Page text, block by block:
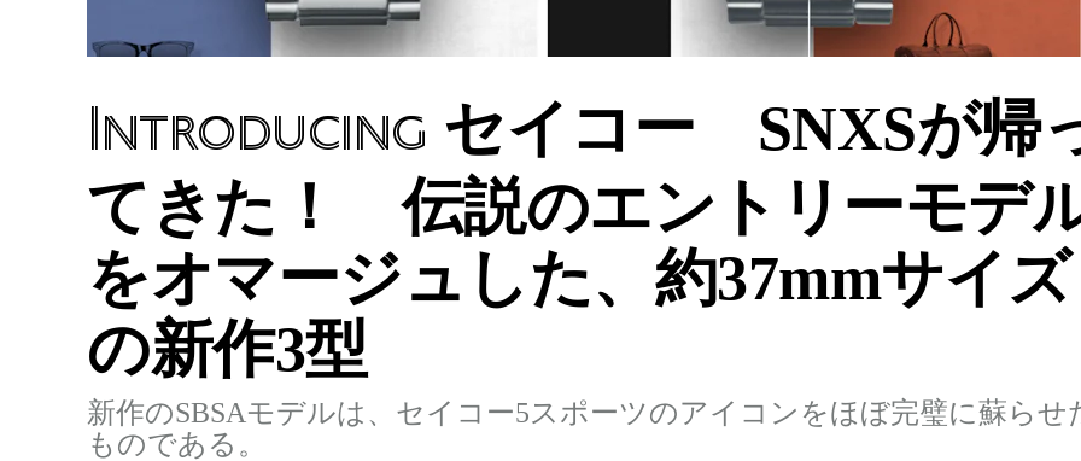
Introducing セイコー SNXSが帰
てきた！ 伝説のエントリーモデ
をオマージュした、約37mmサイズ
の新作3型
新作のSBSAモデルは、セイコー5スポーツのアイコンをほぼ完璧に蘇らせ
ものである。